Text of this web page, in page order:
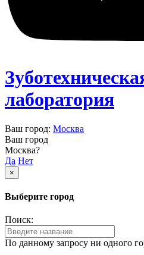
лаборатория
Ваш город: Москва
Ваш город
Москва?
Да Нет
×
Выберите город
Поиск:
По данному запросу ни одного